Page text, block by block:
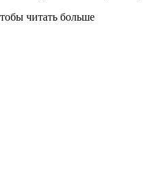
читать больше